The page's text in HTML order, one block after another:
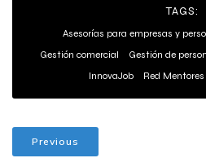
TAGS:
Asesorías para empresas y
Gestión comercial
Gestión de
InnovaJob
Red Mentores
Previous